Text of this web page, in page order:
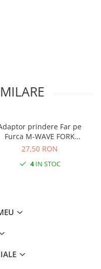
prindere Far pe
Furca M-WAVE FORK
COCKPIT Negru
27,50 RON
4IN STOC